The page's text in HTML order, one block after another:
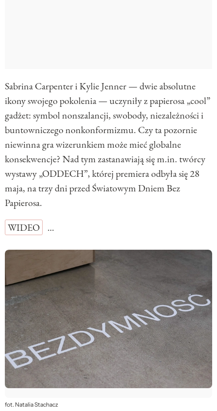
Sabrina Carpenter i Kylie Jenner — dwie absolutne
ikony swojego pokolenia — uczyniły z papierosa „cool”
gadżet: symbol nonszalancji, swobody, niezależności i
buntowniczego nonkonformizmu. Czy ta pozornie
niewinna gra wizerunkiem może mieć globalne
konsekwencje? Nad tym zastanawiają się m.in. twórcy
wystawy „ODDECH”, której premiera odbyła się 28
maja, na trzy dni przed Światowym Dniem Bez
Papierosa.
WIDEO
…
fot. Natalia Stachacz